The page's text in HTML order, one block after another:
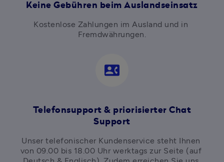
Keine Gebühren beim Auslandseinsatz
Kostenlose Zahlungen im Ausland und in
Fremdwährungen.
contact_phone
Telefonsupport & priorisierter Chat
Support
Unser telefonischer Kundenservice steht Ihnen
von 09.00 bis 18.00 Uhr werktags zur Seite (auf